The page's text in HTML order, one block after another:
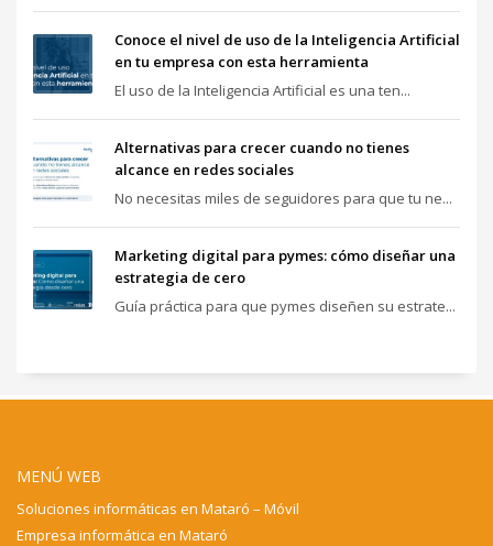
Conoce el nivel de uso de la Inteligencia Artificial
en tu empresa con esta herramienta
El uso de la Inteligencia Artificial es una ten...
Alternativas para crecer cuando no tienes
alcance en redes sociales
No necesitas miles de seguidores para que tu ne...
Marketing digital para pymes: cómo diseñar una
estrategia de cero
Guía práctica para que pymes diseñen su estrate...
MENÚ WEB
Soluciones informáticas en Mataró – Móvil
Empresa informática en Mataró